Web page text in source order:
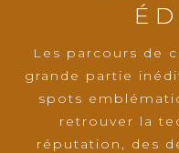
Les parcours de
grande partie
spots
retrouver la
réputation, des